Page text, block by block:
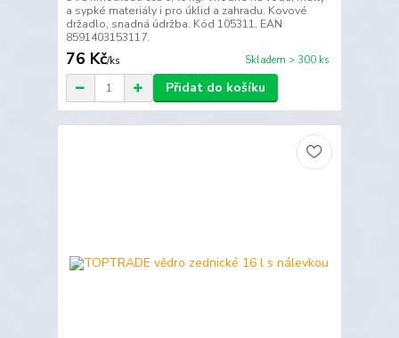
a sypké materiály i pro úklid a zahradu. Kovové
držadlo, snadná údržba. Kód 105311, EAN
8591403153117.
76 Kč/ks Skladem > 300 ks
Přidat do košíku